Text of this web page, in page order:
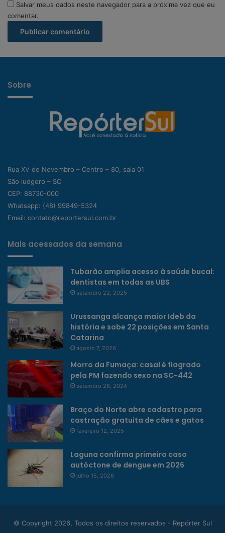
Salvar meus dados neste navegador para a próxima vez que eu
comentar.
Sobre
Rua XV de Novembro – Centro – 80, sala 01
São ludgero – SC
CEP: 88730-000
Whatsapp: (48) 99849-5324
Email: contato@reportersul.com.br
Mais acessados da semana
Tubarão amplia acesso à saúde bucal:
dentistas em todas as UBS
setembro 22, 2025
Urussanga alcança maior Ideb da
história e sobe 22 posições em Santa
Catarina
agosto 7, 2026
Morro da Fumaça: casal é flagrado
pela PM fazendo sexo na SC-442
setembro 26, 2024
Braço do Norte abre cadastro para
castração gratuita de cães e gatos
fevereiro 12, 2025
Laguna confirma primeiro caso
autóctone de dengue em 2026
julho 15, 2026
© Copyright 2026, Todos os direitos reservados - Repórter Sul